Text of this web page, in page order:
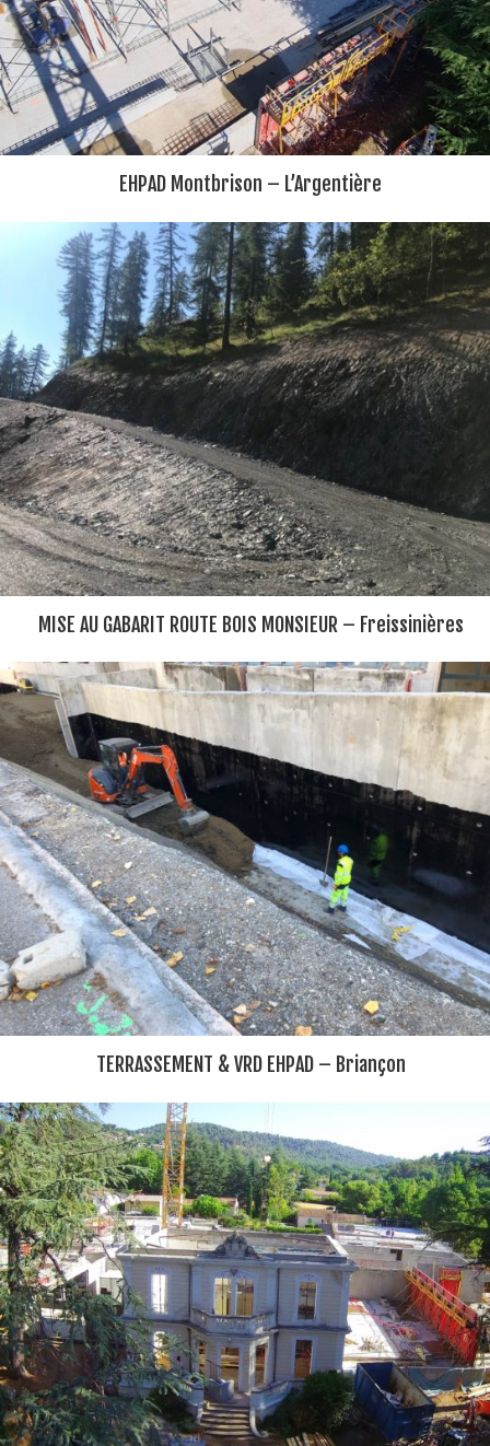
EHPAD Montbrison – L’Argentière
MISE AU GABARIT ROUTE BOIS MONSIEUR – Freissinières
TERRASSEMENT & VRD EHPAD – Briançon